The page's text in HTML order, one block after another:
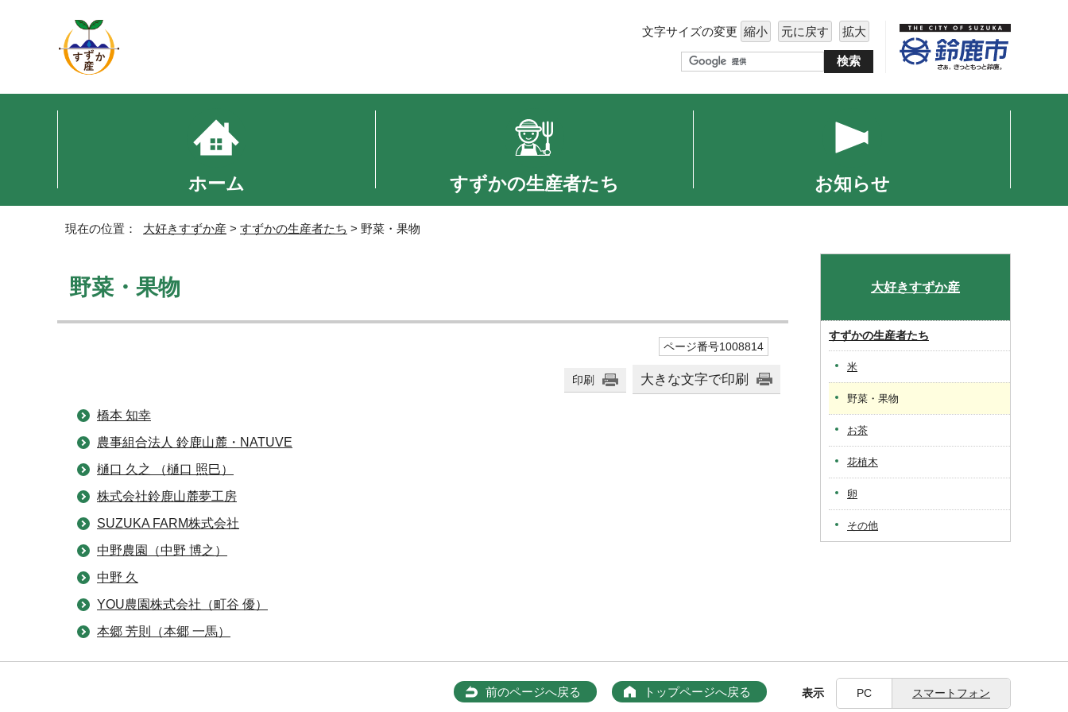
文字サイズの変更 縮小 元に戻す 拡大
ホーム すずかの生産者たち お知らせ
現在の位置： 大好きすずか産 > すずかの生産者たち > 野菜・果物
野菜・果物
ページ番号1008814
印刷 大きな文字で印刷
橋本 知幸
農事組合法人 鈴鹿山麓・NATUVE
樋口 久之 （樋口 照巳）
株式会社鈴鹿山麓夢工房
SUZUKA FARM株式会社
中野農園（中野 博之）
中野 久
YOU農園株式会社（町谷 優）
本郷 芳則（本郷 一馬）
大好きすずか産
すずかの生産者たち
米
野菜・果物
お茶
花植木
卵
その他
前のページへ戻る トップページへ戻る 表示 PC スマートフォン